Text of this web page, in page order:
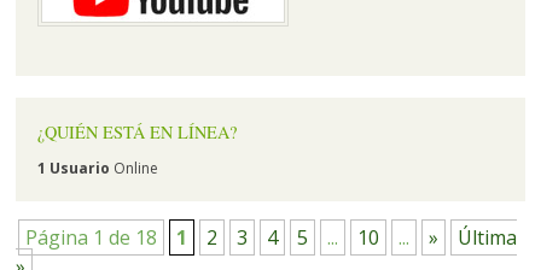
¿QUIÉN ESTÁ EN LÍNEA?
1 Usuario Online
Página 1 de 18 1 2 3 4 5 ... 10 ... »
Última